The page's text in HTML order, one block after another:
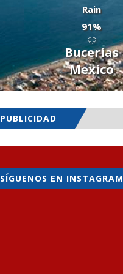
Rain
91%
Bucerías
Mexico
PUBLICIDAD
SÍGUENOS EN INSTAGRAM